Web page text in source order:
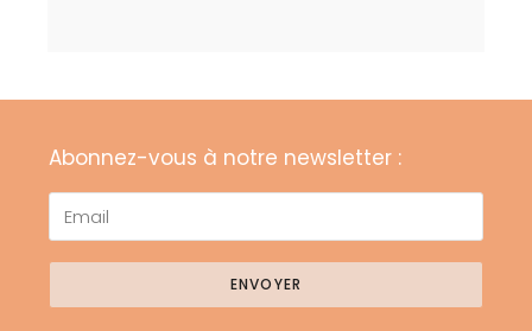
Abonnez-vous à notre newsletter :
ENVOYER